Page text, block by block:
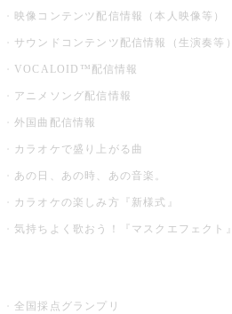
映像コンテンツ配信情報（本人映像等）
サウンドコンテンツ配信情報（生演奏等）
VOCALOID™配信情報
アニメソング配信情報
外国曲配信情報
カラオケで盛り上がる曲
あの日、あの時、あの音楽。
カラオケの楽しみ方『新様式』
気持ちよく歌おう！『マスクエフェクト』
全国採点グランプリ